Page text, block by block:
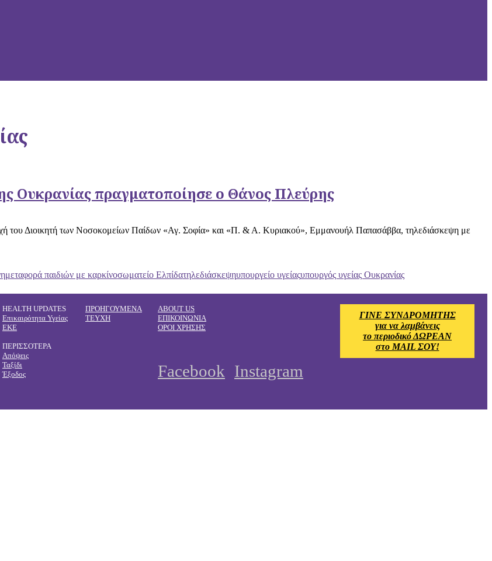
Ουκρανίας πραγματοποίησε ο Θάνος Πλεύρης
του Διοικητή των Νοσοκομείων Παίδων «Αγ. Σοφία» και «Π. & Α. Κυριακού», Εμμανουήλ Παπασάββα, τηλεδιάσκεψη με
μεταφορά παιδιών με καρκίνοσωματείο Ελπίδατηλεδιάσκεψηυπουργείο υγείαςυπουργός υγείας Ουκρανίας
HEALTH UPDATES
Επικαιρότητα Υγείας
ΕΚΕ
ΠΕΡΙΣΣΟΤΕΡΑ
Απόψεις
Ταξίδι
Έξοδος
ΠΡΟΗΓΟΥΜΕΝΑ
ΤΕΥΧΗ
ABOUT US
ΕΠΙΚΟΙΝΩΝΙΑ
ΟΡΟΙ ΧΡΗΣΗΣ
Facebook Instagram
ΓΙΝΕ ΣΥΝΔΡΟΜΗΤΗΣ
για να λαμβάνεις
το περιοδικό ΔΩΡΕΑΝ
στο MAIL ΣΟΥ!